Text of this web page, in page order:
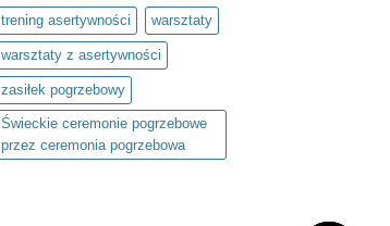
trening asertywności warsztaty
warsztaty z asertywności
zasiłek pogrzebowy
Świeckie ceremonie pogrzebowe
przez ceremonia pogrzebowa